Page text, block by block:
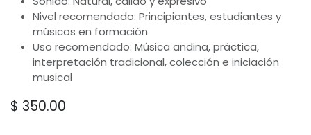
Nivel recomendado: Principiantes, estudiantes y
músicos en formación
Uso recomendado: Música andina, práctica,
interpretación tradicional, colección e iniciación
musical
$ 350.00